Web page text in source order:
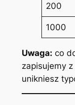
200
1000
Uwaga: co
zapisujemy z
unikniesz